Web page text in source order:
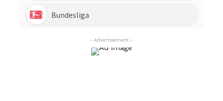
- Advertisement -